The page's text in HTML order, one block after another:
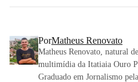
PorMatheus Renovato
Matheus Renovato, natural
multimídia da Itatiaia Ouro
Graduado em Jornalismo